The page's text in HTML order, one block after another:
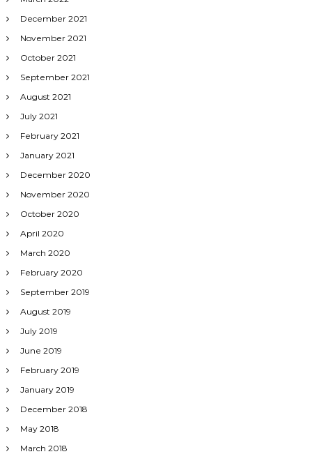
December 2021
November 2021
October 2021
September 2021
August 2021
July 2021
February 2021
January 2021
December 2020
November 2020
October 2020
April 2020
March 2020
February 2020
September 2019
August 2019
July 2019
June 2019
February 2019
January 2019
December 2018
May 2018
March 2018